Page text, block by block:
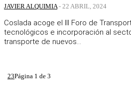
JAVIER ALQUIMIA - 22 ABRIL, 2024
Coslada acoge el III Foro de
tecnológicos e incorporación al
transporte de nuevos...
23Página 1 de 3